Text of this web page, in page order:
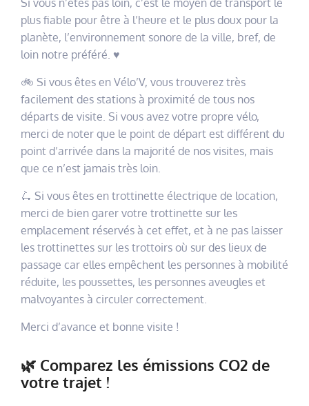
Si vous n’êtes pas loin, c’est le moyen de transport le
plus fiable pour être à l’heure et le plus doux pour la
planète, l’environnement sonore de la ville, bref, de
loin notre préféré. ♥️
🚲 Si vous êtes en Vélo’V, vous trouverez très
facilement des stations à proximité de tous nos
départs de visite. Si vous avez votre propre vélo,
merci de noter que le point de départ est différent du
point d’arrivée dans la majorité de nos visites, mais
que ce n’est jamais très loin.
🛴 Si vous êtes en trottinette électrique de location,
merci de bien garer votre trottinette sur les
emplacement réservés à cet effet, et à ne pas laisser
les trottinettes sur les trottoirs où sur des lieux de
passage car elles empêchent les personnes à mobilité
réduite, les poussettes, les personnes aveugles et
malvoyantes à circuler correctement.
Merci d’avance et bonne visite !
🌿 Comparez les émissions CO2 de
votre trajet !